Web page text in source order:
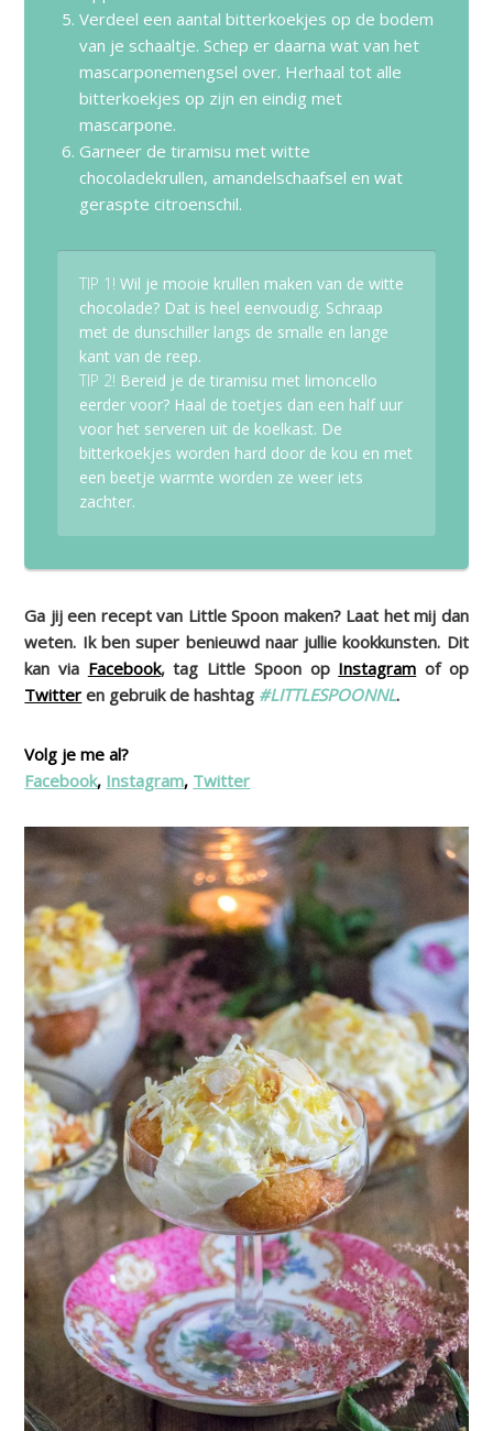
Verdeel een aantal bitterkoekjes op de bodem
van je schaaltje. Schep er daarna wat van het
mascarponemengsel over. Herhaal tot alle
bitterkoekjes op zijn en eindig met
mascarpone.
Garneer de tiramisu met witte
chocoladekrullen, amandelschaafsel en wat
geraspte citroenschil.
TIP 1!Wil je mooie krullen maken van de witte
chocolade? Dat is heel eenvoudig. Schraap
met de dunschiller langs de smalle en lange
kant van de reep.
TIP 2! Bereid je de tiramisu met limoncello
eerder voor? Haal de toetjes dan een half uur
voor het serveren uit de koelkast. De
bitterkoekjes worden hard door de kou en met
een beetje warmte worden ze weer iets
zachter.
Ga jij een recept van Little Spoon maken? Laat het mij dan
weten. Ik ben super benieuwd naar jullie kookkunsten. Dit
kan via Facebook, tag Little Spoon op Instagram of op
Twitter en gebruik de hashtag #LITTLESPOONNL.
Volg je me al?
Facebook, Instagram, Twitter